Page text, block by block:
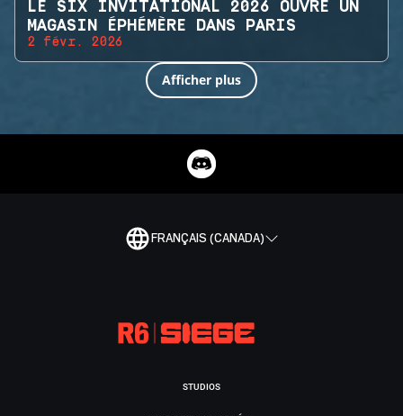
LE SIX INVITATIONAL 2026 OUVRE UN
MAGASIN ÉPHÉMÈRE DANS PARIS
2 févr. 2026
Afficher plus
FRANÇAIS (CANADA)
STUDIOS